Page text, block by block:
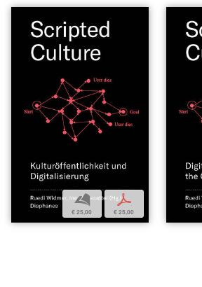
b
€ 25,00
p
€ 25,00